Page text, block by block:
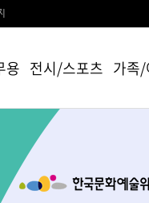
용 전시/스포츠 가족/